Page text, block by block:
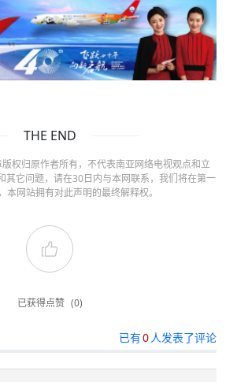
THE END
权归原作者所有，不代表南亚网络电视观点和立
其它问题，请在30日内与本网联系，我们将在第一
本网站拥有对此声明的最终解释权。
已获得点赞 (0)
已有0人发表了评论